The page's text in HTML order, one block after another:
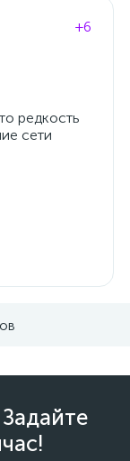
+6
редкость
сети